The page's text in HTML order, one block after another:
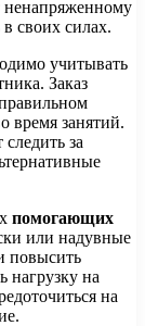
ненапряженному
своих силах.
учитывать
Заказ
время занятий.
за
помогающих
или надувные
повысить
нагрузку на
на